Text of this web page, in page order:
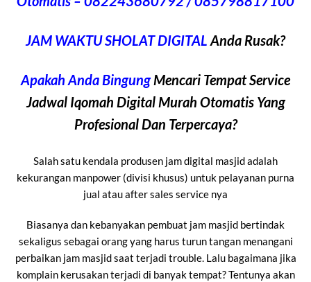
JAM WAKTU SHOLAT DIGITAL Anda Rusak?
Apakah Anda BingungMencari Tempat Service
Jadwal Iqomah Digital Murah Otomatis Yang
Profesional Dan Terpercaya?
Salah satu kendala produsen jam digital masjid adalah
kekurangan manpower (divisi khusus) untuk pelayanan purna
jual atau after sales service nya
Biasanya dan kebanyakan pembuat jam masjid bertindak
sekaligus sebagai orang yang harus turun tangan menangani
perbaikan jam masjid saat terjadi trouble. Lalu bagaimana jika
komplain kerusakan terjadi di banyak tempat? Tentunya akan